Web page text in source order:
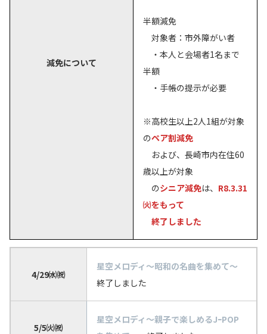
減免について
半額減免
対象者：市外障がい者
・本人と会場者1名まで
半額
・手帳の提示が必要
※高校生以上2人1組が対象
のペア割減免
および、長崎市内在住60
歳以上が対象
のシニア減免は、 R8.3.31
㈫をもって
終了しました
4/29㈬㈷
星空メロディ～昭和の名曲を集めて～
終了しました
5/5㈫㈷
星空メロディ～親子で楽しめるJｰPOP